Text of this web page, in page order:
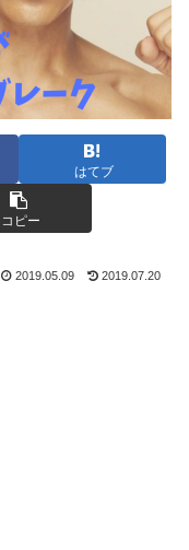
はてブ
コピー
2019.05.09 2019.07.20